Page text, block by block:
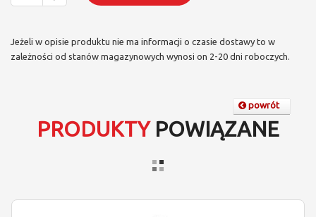
Jeżeli w opisie produktu nie ma informacji o czasie dostawy to w
zależności od stanów magazynowych wynosi on 2-20 dni roboczych.
powrót
PRODUKTYPOWIĄZANE